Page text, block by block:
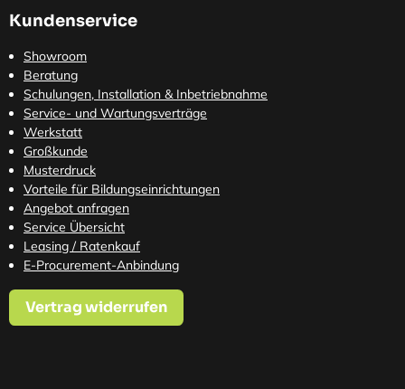
Kundenservice
Showroom
Beratung
Schulungen, Installation & Inbetriebnahme
Service- und Wartungsverträge
Werkstatt
Großkunde
Musterdruck
Vorteile für Bildungseinrichtungen
Angebot anfragen
Service Übersicht
Leasing / Ratenkauf
E-Procurement-Anbindung
Vertrag widerrufen